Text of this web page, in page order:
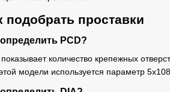
подобрать проставки
определить PCD?
количество крепежных
модели используется параметр